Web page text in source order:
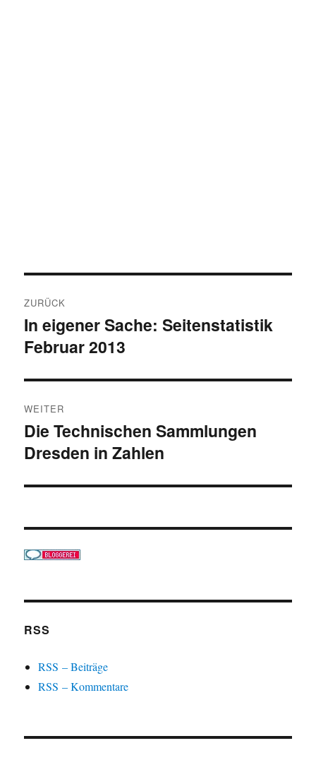
ZURÜCK
Vorheriger
Beitrag:
In eigener Sache: Seitenstatistik
Februar 2013
WEITER
Nächster
Beitrag:
Die Technischen Sammlungen
Dresden in Zahlen
RSS
RSS – Beiträge
RSS – Kommentare